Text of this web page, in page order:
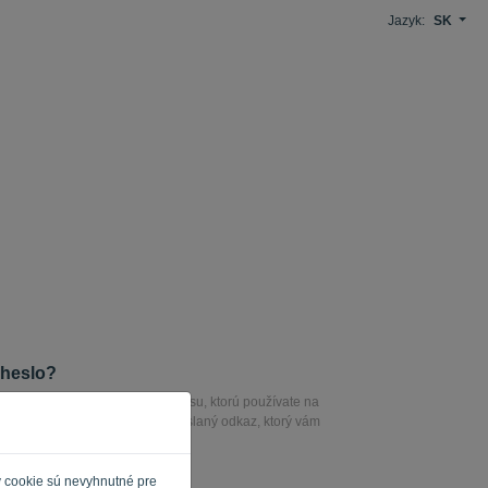
sú nevyhnutné pre
Jazyk: SK
heslo, zadajte e-mailovú adresu, ktorú používate na
e-mailovú adresu bude odoslaný odkaz, ktorý vám